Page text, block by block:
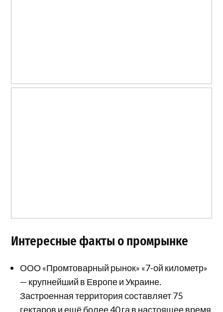
Интересные факты о промрынке
ООО «Промтоварный рынок» «7-ой километр»
— крупнейший в Европе и Украине.
Застроенная территория составляет 75
гектаров и ещё более 40 га в настоящее время